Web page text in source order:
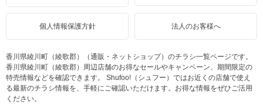
個人情報保護方針 法人のお客様へ
香川県綾川町（綾歌郡）（通販・ネットショップ）のチラシ一覧ページです。
香川県綾川町（綾歌郡）周辺店舗のお得なセールやキャンペーン、期間限定の
特売情報などを確認できます。 Shufoo!（シュフー）ではお近くの店舗で使え
る最新のチラシ情報を、手軽にご確認いただけます。お得な情報をぜひご活用
ください。